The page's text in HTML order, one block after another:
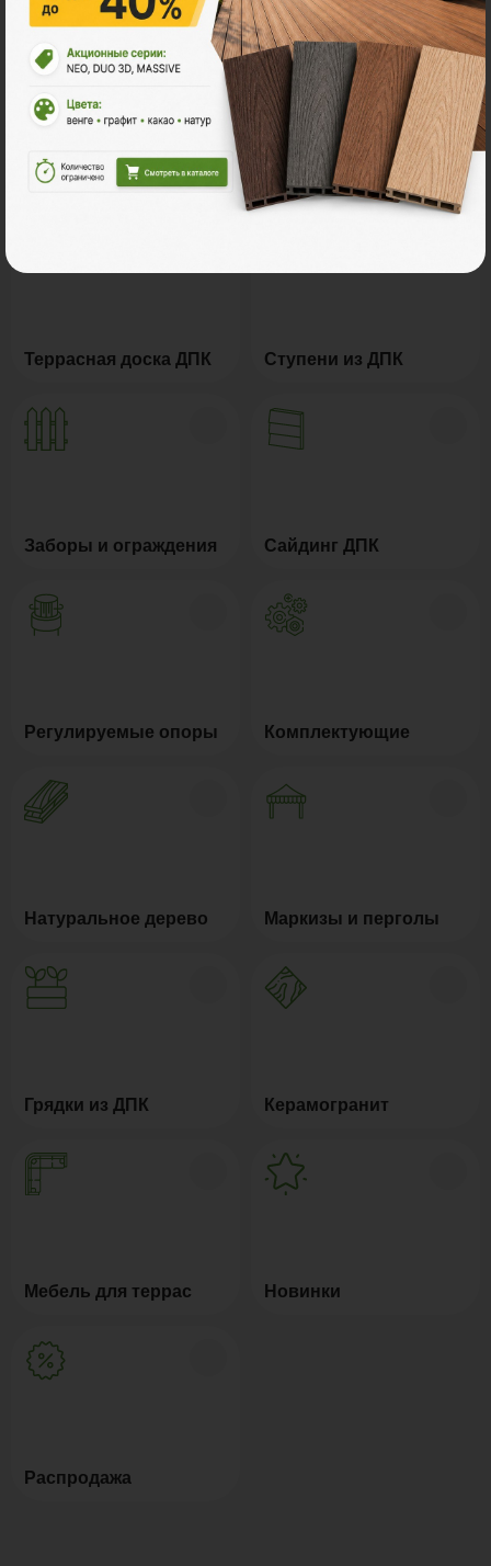
Ознакомьтесь с нашей
Террасная доска ДПК Ступени из ДПК
Заборы и ограждения Сайдинг ДПК
Регулируемые опоры Комплектующие
Натуральное дерево Маркизы и перголы
Грядки из ДПК Керамогранит
Мебель для террас Новинки
Распродажа